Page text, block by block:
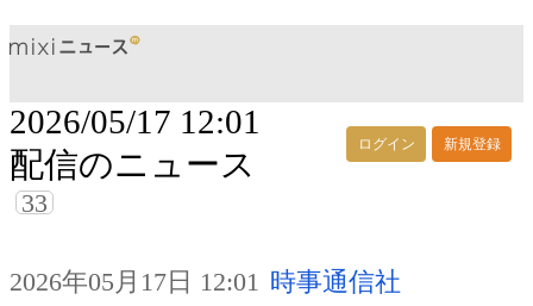
ログイン 新規登録
2026/05/17 12:01
配信のニュース
33
2026年05月17日 12:01 時事通信社